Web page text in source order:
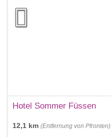
Hotel Sommer Füssen
12,1 km (Entfernung von Pfronten)